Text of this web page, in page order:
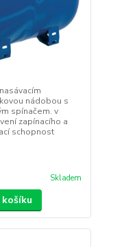
nádobou s
spínačem. v
zapínacího a
schopnost
Skladem